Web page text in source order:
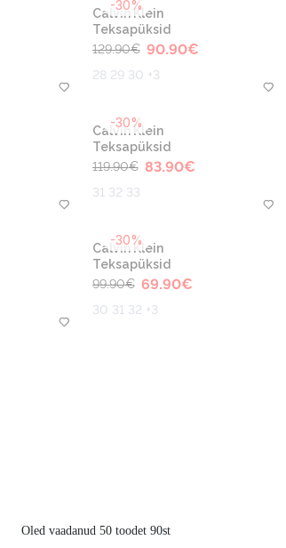
-30%
Calvin Klein
Teksapüksid
129.90€ 90.90€
28 29 30 +3
-30%
Calvin Klein
Teksapüksid
119.90€ 83.90€
31 32 33
-30%
Calvin Klein
Teksapüksid
99.90€ 69.90€
30 31 32 +3
Oled vaadanud 50 toodet 90st